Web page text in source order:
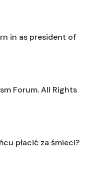
in as president of
Forum. All Rights
płacić za śmieci?